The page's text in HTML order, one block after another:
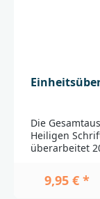
Sie sich bitte
Str. 31
Die
Heiligen
überarbeitet
9,95 € *